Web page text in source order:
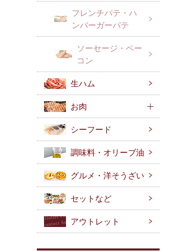
フレンチパテ・ハ
ンバーガーパテ
ソーセージ・ベー
コン
生ハム
お肉
シーフード
調味料・オリーブ油
グルメ・洋そうざい
セットなど
アウトレット